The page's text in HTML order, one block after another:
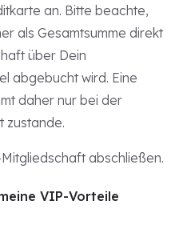
an. Bitte beachte,
als Gesamtsumme direkt
über Dein
abgebucht wird. Eine
daher nur bei der
zustande.
abschließen.
VIP-Vorteile